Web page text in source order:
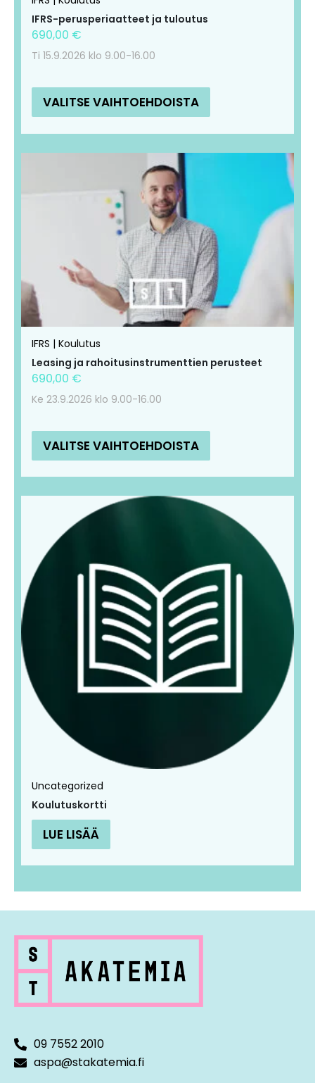
IFRS-perusperiaatteet ja tuloutus
690,00 €
Ti 15.9.2026 klo 9.00-16.00
VALITSE VAIHTOEHDOISTA
IFRS | Koulutus
Leasing ja rahoitusinstrumenttien perusteet
690,00 €
Ke 23.9.2026 klo 9.00-16.00
VALITSE VAIHTOEHDOISTA
Uncategorized
Koulutuskortti
LUE LISÄÄ
09 7552 2010
aspa@stakatemia.fi